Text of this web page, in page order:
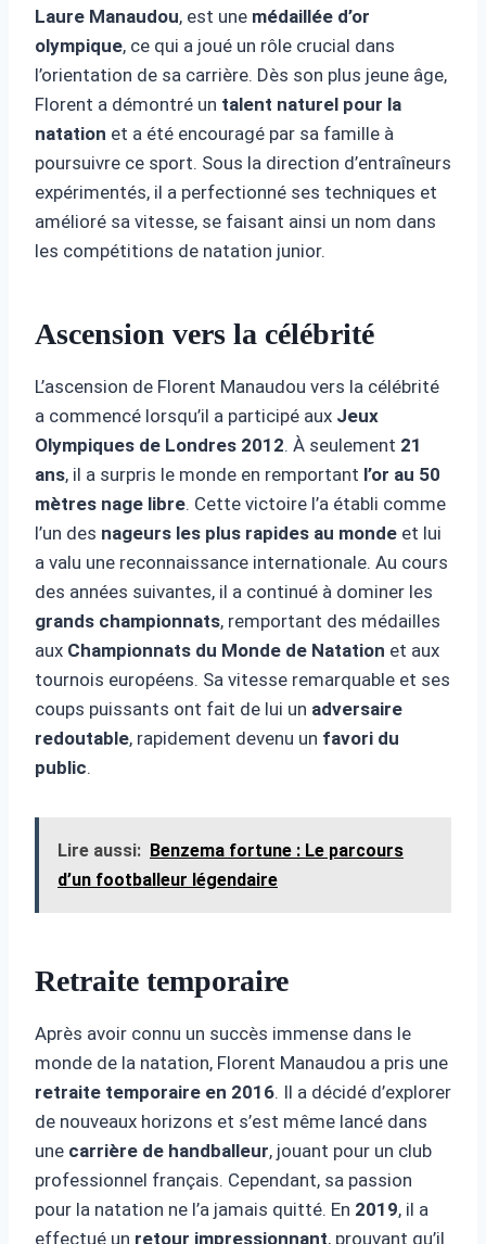
Laure Manaudou, est une médaillée d’or
olympique, ce qui a joué un rôle crucial dans
l’orientation de sa carrière. Dès son plus jeune âge,
Florent a démontré un talent naturel pour la
natation et a été encouragé par sa famille à
poursuivre ce sport. Sous la direction d’entraîneurs
expérimentés, il a perfectionné ses techniques et
amélioré sa vitesse, se faisant ainsi un nom dans
les compétitions de natation junior.
Ascension vers la célébrité
L’ascension de Florent Manaudou vers la célébrité
a commencé lorsqu’il a participé aux Jeux
Olympiques de Londres 2012. À seulement 21
ans, il a surpris le monde en remportant l’or au 50
mètres nage libre. Cette victoire l’a établi comme
l’un des nageurs les plus rapides au monde et lui
a valu une reconnaissance internationale. Au cours
des années suivantes, il a continué à dominer les
grands championnats, remportant des médailles
aux Championnats du Monde de Natation et aux
tournois européens. Sa vitesse remarquable et ses
coups puissants ont fait de lui un adversaire
redoutable, rapidement devenu un favori du
public.
Lire aussi: Benzema fortune : Le parcours
d’un footballeur légendaire
Retraite temporaire
Après avoir connu un succès immense dans le
monde de la natation, Florent Manaudou a pris une
retraite temporaire en 2016. Il a décidé d’explorer
de nouveaux horizons et s’est même lancé dans
une carrière de handballeur, jouant pour un club
professionnel français. Cependant, sa passion
pour la natation ne l’a jamais quitté. En 2019, il a
effectué un retour impressionnant, prouvant qu’il